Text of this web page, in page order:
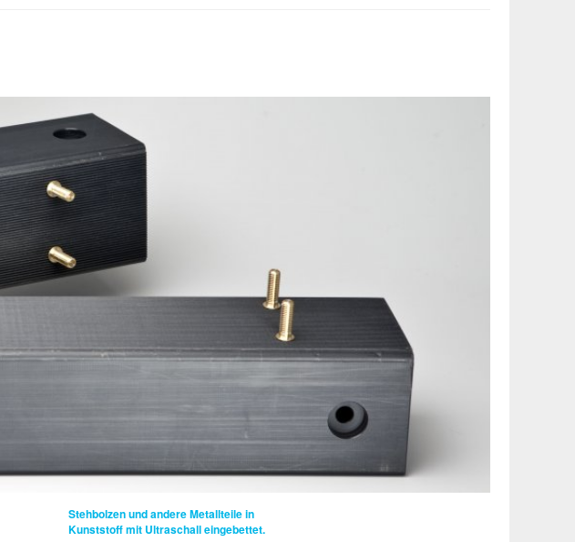
Stehbolzen und andere Metallteile in
Kunststoff mit Ultraschall eingebettet.